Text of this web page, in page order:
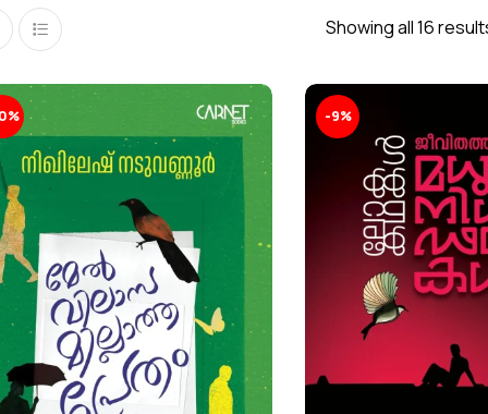
Showing all 16
-9%